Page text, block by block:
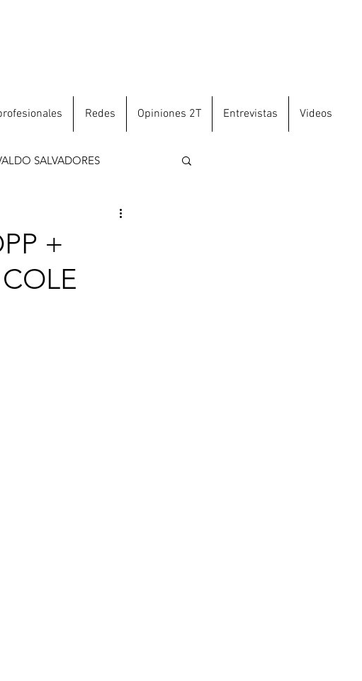
Redes Opiniones 2T Entrevistas Videos
SALVADORES
+